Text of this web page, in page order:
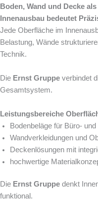
Boden, Wand und Decke
Innenausbau bedeutet
Jede Oberfläche im
Belastung, Wände
Technik.
Die Ernst Gruppe verbindet
Gesamtsystem.
Leistungsbereiche
Bodenbeläge für Büro-
Wandverkleidungen und
Deckenlösungen mit
hochwertige
Die Ernst Gruppe denkt
funktional.